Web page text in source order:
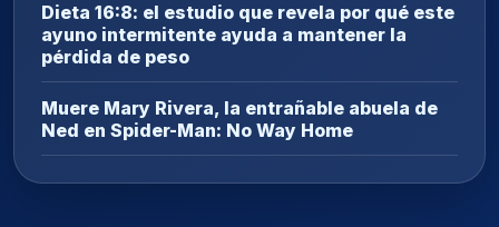
Dieta 16:8: el estudio que revela por qué este
ayuno intermitente ayuda a mantener la
pérdida de peso
Muere Mary Rivera, la entrañable abuela de
Ned en Spider-Man: No Way Home